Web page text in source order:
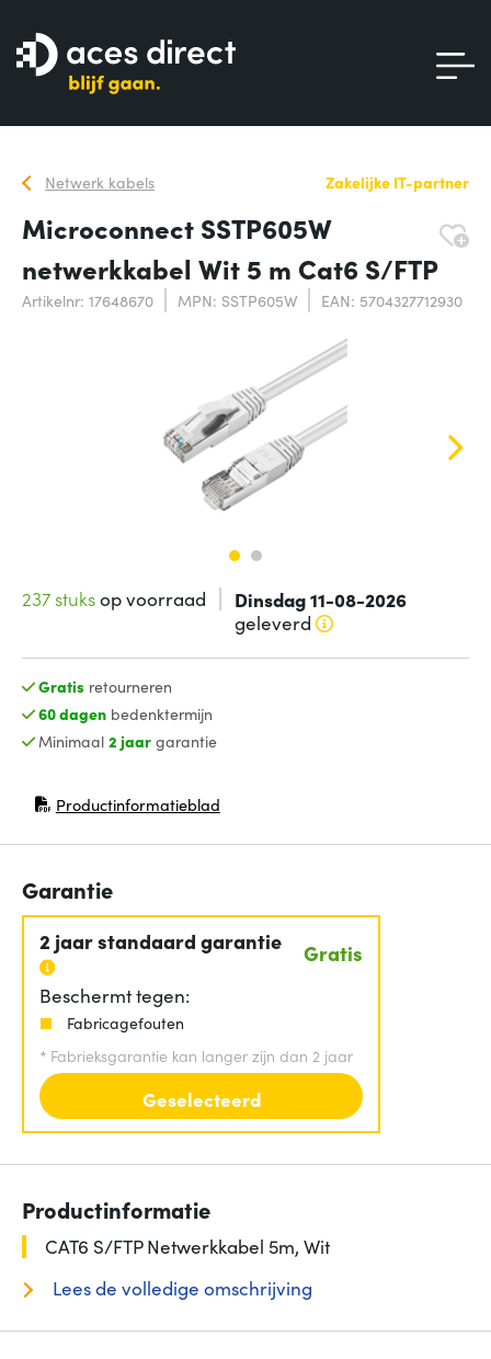
Netwerk kabels Zakelijke IT-partner
Microconnect SSTP605W
netwerkkabel Wit 5 m Cat6 S/FTP
Artikelnr: 17648670 MPN: SSTP605W EAN: 5704327712930
237 stuksop voorraad Dinsdag 11-08-2026
geleverd
Gratis retourneren
60 dagenbedenktermijn
Minimaal 2 jaargarantie
Productinformatieblad
(opent in nieuw venster)
Garantie
2 jaar standaard garantie Gratis
Beschermt tegen:
Fabricagefouten
* Fabrieksgarantie kan langer zijn dan 2 jaar
Geselecteerd
Productinformatie
CAT6 S/FTP Netwerkkabel 5m, Wit
Lees de volledige omschrijving